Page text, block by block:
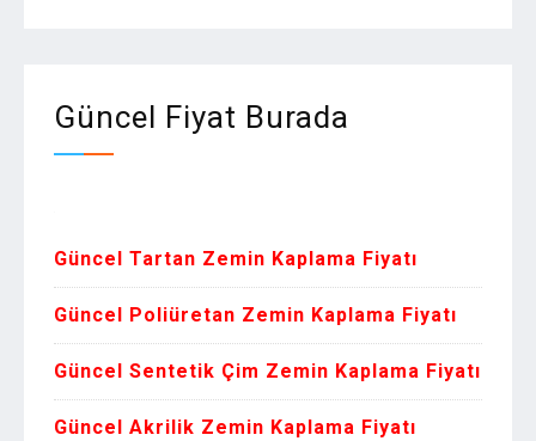
Güncel Fiyat Burada
Güncel Tartan Zemin Kaplama Fiyatı
Güncel Poliüretan Zemin Kaplama Fiyatı
Güncel Sentetik Çim Zemin Kaplama Fiyatı
Güncel Akrilik Zemin Kaplama Fiyatı